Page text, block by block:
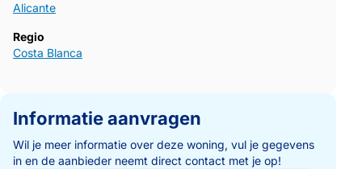
Alicante
Regio
Costa Blanca
Informatie aanvragen
Wil je meer informatie over deze woning, vul je gegevens
in en de aanbieder neemt direct contact met je op!